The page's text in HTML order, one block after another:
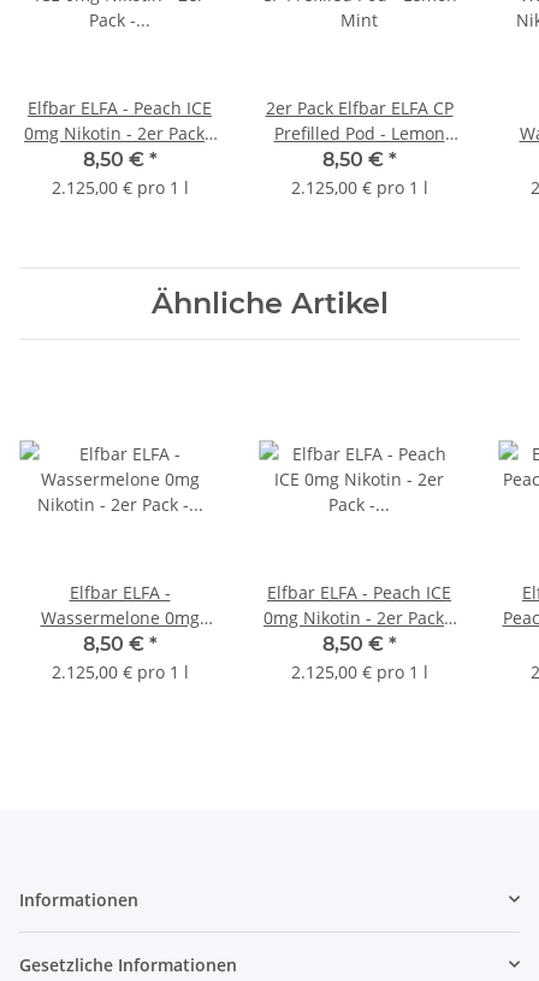
Elfbar ELFA - Peach ICE
0mg Nikotin - 2er Pack -
Prefilled Pod
8,50 € *
2.125,00 € pro 1 l
2er Pack Elfbar ELFA CP
Prefilled Pod - Lemon
Mint
8,50 € *
2.125,00 € pro 1 l
Ähnliche Artikel
Elfbar ELFA -
Wassermelone 0mg
Nikotin - 2er Pack -
Prefilled Pod
8,50 € *
2.125,00 € pro 1 l
Elfbar ELFA - Peach ICE
0mg Nikotin - 2er Pack -
Prefilled Pod
8,50 € *
2.125,00 € pro 1 l
Informationen
Gesetzliche Informationen